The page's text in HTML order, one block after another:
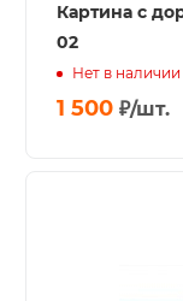
Картина с
02
Нет в наличии
1 500 ₽/шт.